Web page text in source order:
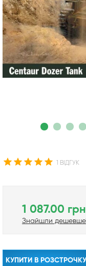
1 ВІДГУК
1 087.00
Знайшли
КУПИТИ В РОЗСТРОЧКУ